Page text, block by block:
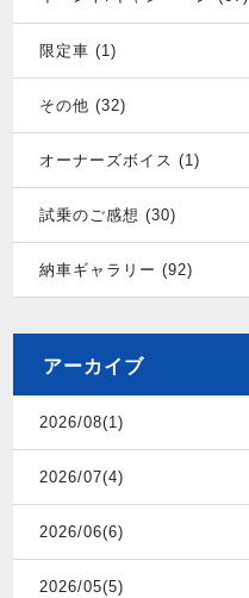
限定車 (1)
その他 (32)
オーナーズボイス (1)
試乗のご感想 (30)
納車ギャラリー (92)
アーカイブ
2026/08(1)
2026/07(4)
2026/06(6)
2026/05(5)